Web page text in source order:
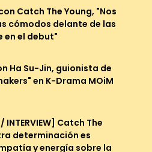
Catch The Young, "Nos
cómodos delante de las
en el debut"
Ha Su-Jin, guionista de
en K-Drama MOiM
/ INTERVIEW] Catch The
determinación es
y energía sobre la